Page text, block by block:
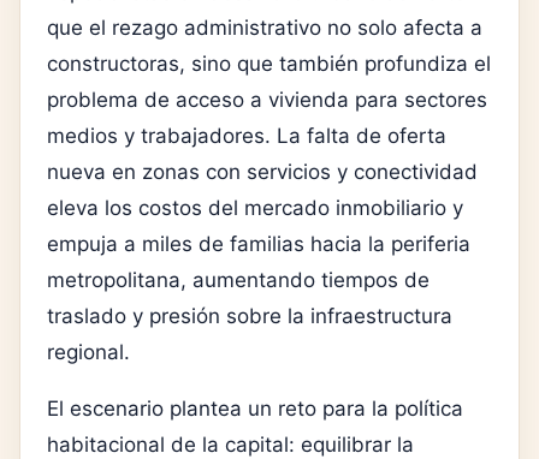
que el rezago administrativo no solo afecta a
constructoras, sino que también profundiza el
problema de acceso a vivienda para sectores
medios y trabajadores. La falta de oferta
nueva en zonas con servicios y conectividad
eleva los costos del mercado inmobiliario y
empuja a miles de familias hacia la periferia
metropolitana, aumentando tiempos de
traslado y presión sobre la infraestructura
regional.
El escenario plantea un reto para la política
habitacional de la capital: equilibrar la